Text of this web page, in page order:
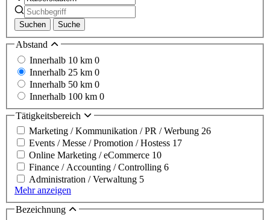
Suchen Suche
Abstand
Innerhalb 10 km 0
Innerhalb 25 km 0
Innerhalb 50 km 0
Innerhalb 100 km 0
Tätigkeitsbereich
Marketing / Kommunikation / PR / Werbung 26
Events / Messe / Promotion / Hostess 17
Online Marketing / eCommerce 10
Finance / Accounting / Controlling 6
Administration / Verwaltung 5
Mehr anzeigen
Bezeichnung